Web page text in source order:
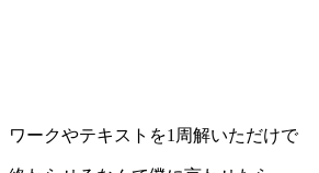
ワークやテキストを1周解いただけで